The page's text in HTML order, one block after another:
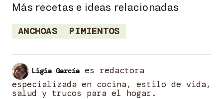
Más recetas e ideas relacionadas
ANCHOAS PIMIENTOS
Ligia García es redactora
especializada en cocina, estilo de vida,
salud y trucos para el hogar.